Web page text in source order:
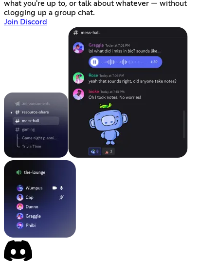
what you're up to, or talk about whatever — without
clogging up a group chat.
Join Discord